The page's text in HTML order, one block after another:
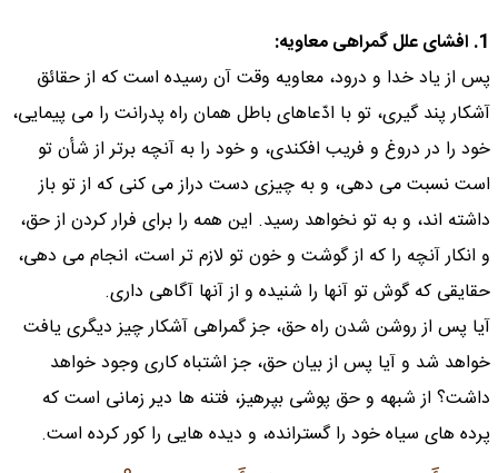
1. افشاى علل گمراهى معاويه:
پس از ياد خدا و درود، معاويه وقت آن رسيده است كه از حقائق
آشكار پند گيرى، تو با ادّعاهاى باطل همان راه پدرانت را مى پيمايى،
خود را در دروغ و فريب افكندى، و خود را به آنچه برتر از شأن تو
است نسبت مى دهى، و به چيزى دست دراز مى كنى كه از تو باز
داشته اند، و به تو نخواهد رسيد. اين همه را براى فرار كردن از حق،
و انكار آنچه را كه از گوشت و خون تو لازم تر است، انجام مى دهى،
حقايقى كه گوش تو آنها را شنيده و از آنها آگاهى دارى.
آيا پس از روشن شدن راه حق، جز گمراهى آشكار چيز ديگرى يافت
خواهد شد و آيا پس از بيان حق، جز اشتباه كارى وجود خواهد
داشت؟ از شبهه و حق پوشى بپرهيز، فتنه ها دير زمانى است كه
پرده هاى سياه خود را گسترانده، و ديده هايى را كور كرده است.